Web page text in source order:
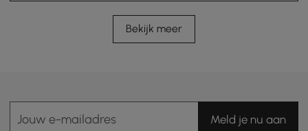
Bekijk meer
Jouw e-mailadres Meld je nu aan